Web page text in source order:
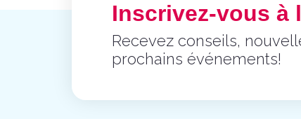
Inscrivez-vous à
Recevez conseils,
prochains événements!